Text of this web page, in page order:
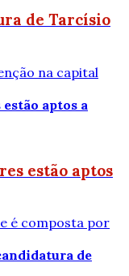
de Tarcísio
na capital
estão aptos
é composta por